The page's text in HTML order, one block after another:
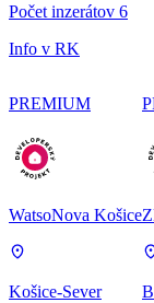
Počet inzerátov 6
Info v RK
PREMIUM
WatsoNova Košice
Košice-Sever